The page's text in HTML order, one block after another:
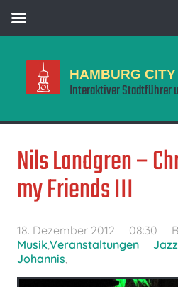
HAMBURG
Interaktiver Stadtführer
Nils Landgren –
my Friends III
18. Dezember 2012 08:30
Musik Veranstaltungen Jazz
Johannis